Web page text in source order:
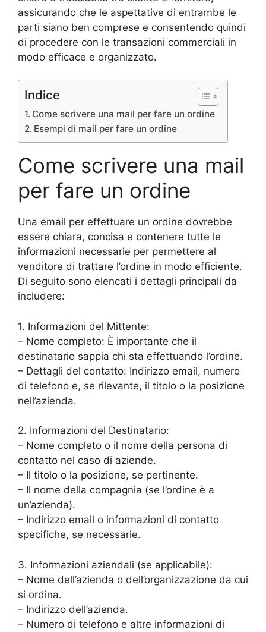
assicurando che le aspettative di entrambe le
parti siano ben comprese e consentendo quindi
di procedere con le transazioni commerciali in
modo efficace e organizzato.
Indice
Come scrivere una mail per fare un ordine
Esempi di mail per fare un ordine
Come scrivere una mail
per fare un ordine
Una email per effettuare un ordine dovrebbe
essere chiara, concisa e contenere tutte le
informazioni necessarie per permettere al
venditore di trattare l’ordine in modo efficiente.
Di seguito sono elencati i dettagli principali da
includere:
1. Informazioni del Mittente:
– Nome completo: È importante che il
destinatario sappia chi sta effettuando l’ordine.
– Dettagli del contatto: Indirizzo email, numero
di telefono e, se rilevante, il titolo o la posizione
nell’azienda.
2. Informazioni del Destinatario:
– Nome completo o il nome della persona di
contatto nel caso di aziende.
– Il titolo o la posizione, se pertinente.
– Il nome della compagnia (se l’ordine è a
un’azienda).
– Indirizzo email o informazioni di contatto
specifiche, se necessarie.
3. Informazioni aziendali (se applicabile):
– Nome dell’azienda o dell’organizzazione da cui
si ordina.
– Indirizzo dell’azienda.
– Numero di telefono e altre informazioni di